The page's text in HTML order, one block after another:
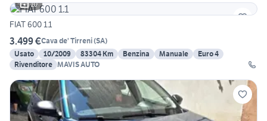
10
FIAT 600 1.1
3.499 €Cava de' Tirreni(SA)
Usato
10/2009 83304 Km Benzina Manuale
Euro 4
Rivenditore MAVIS AUTO